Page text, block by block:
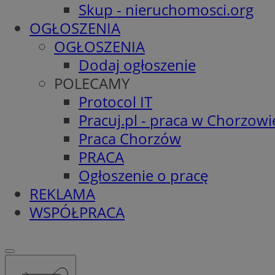
Skup - nieruchomosci.org
OGŁOSZENIA
OGŁOSZENIA
Dodaj ogłoszenie
POLECAMY
Protocol IT
Pracuj.pl - praca w
Praca Chorzów
PRACA
Ogłoszenie o pracę
REKLAMA
WSPÓŁPRACA